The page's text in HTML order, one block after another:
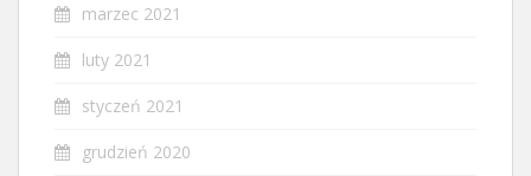
marzec 2021
luty 2021
styczeń 2021
grudzień 2020